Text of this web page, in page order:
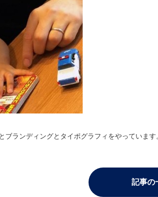
ブランディングとタイポグラフィをやっていま
記事の